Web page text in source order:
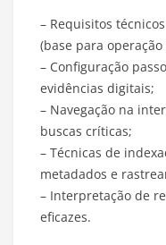
– Requisitos
(base para operação
– Configuração
evidências digitais;
– Navegação na
buscas críticas;
– Técnicas de
metadados e
– Interpretação de
eficazes.